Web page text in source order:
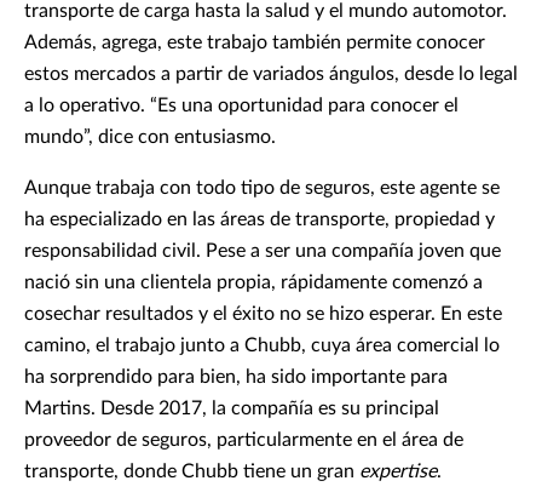
transporte de carga hasta la salud y el mundo automotor.
Además, agrega, este trabajo también permite conocer
estos mercados a partir de variados ángulos, desde lo legal
a lo operativo. “Es una oportunidad para conocer el
mundo”, dice con entusiasmo.
Aunque trabaja con todo tipo de seguros, este agente se
ha especializado en las áreas de transporte, propiedad y
responsabilidad civil. Pese a ser una compañía joven que
nació sin una clientela propia, rápidamente comenzó a
cosechar resultados y el éxito no se hizo esperar. En este
camino, el trabajo junto a Chubb, cuya área comercial lo
ha sorprendido para bien, ha sido importante para
Martins. Desde 2017, la compañía es su principal
proveedor de seguros, particularmente en el área de
transporte, donde Chubb tiene un gran expertise.